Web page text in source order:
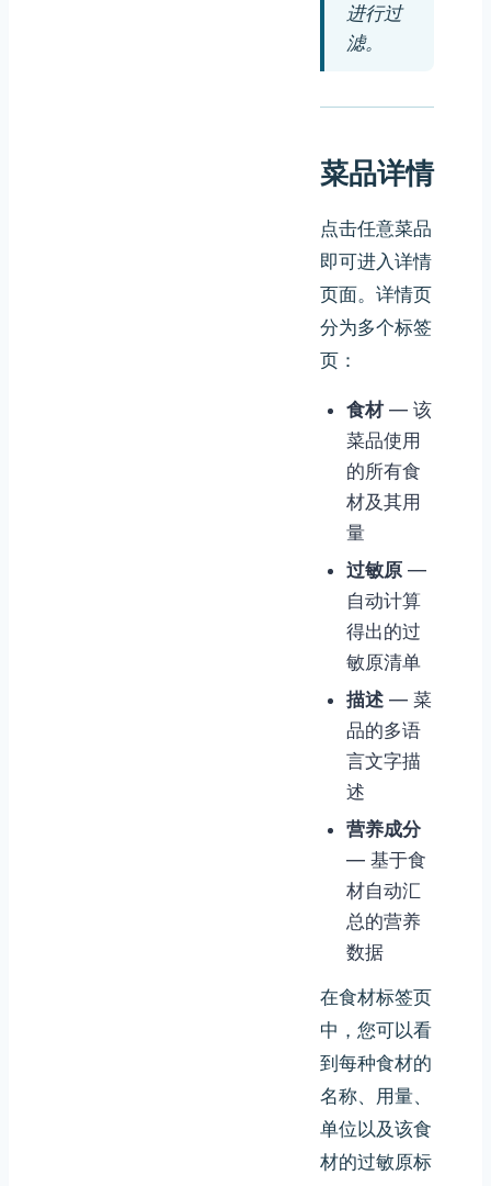
进行过
滤。
菜品详情
点击任意菜品
即可进入详情
页面。详情页
分为多个标签
页：
食材— 该
菜品使用
的所有食
材及其用
量
过敏原 —
自动计算
得出的过
敏原清单
描述 — 菜
品的多语
言文字描
述
营养成分
— 基于食
材自动汇
总的营养
数据
在食材标签页
中，您可以看
到每种食材的
名称、用量、
单位以及该食
材的过敏原标